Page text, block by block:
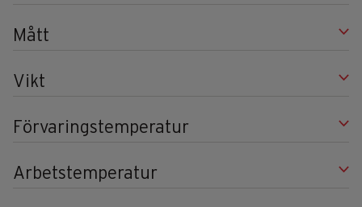
Mått
Vikt
Förvaringstemperatur
Arbetstemperatur